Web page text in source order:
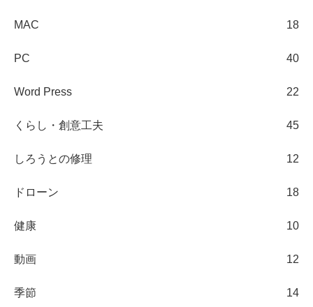
MAC 18
PC 40
Word Press 22
くらし・創意工夫 45
しろうとの修理 12
ドローン 18
健康 10
動画 12
季節 14